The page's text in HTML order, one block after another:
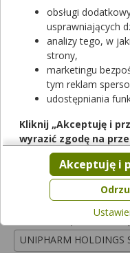
Luxidropin Baby
krople do oczu|
wyrób medyczny
Cena
Trudno
Podmiot
UNIPHARM HOLDINGS
obsługi
usprawniających
analizy tego, w
strony,
marketingu
tym reklam
udostępniania
Kliknij „Akceptuję i
wyrazić zgodę na
partnerów Twoich
Pamiętaj, że wyrażenie
zgodę możesz w
zgodę na
celach. Jeżeli chcesz
przeprowadzić
dokonać za pomocą
Akceptuję i